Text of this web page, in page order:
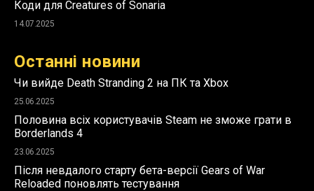
Коди для Creatures of Sonaria
14.07.2025
Останні новини
Чи вийде Death Stranding 2 на ПК та Xbox
25.06.2025
Половина всіх користувачів Steam не зможе грати в
Borderlands 4
23.06.2025
Після невдалого старту бета-версії Gears of War
Reloaded поновлять тестування